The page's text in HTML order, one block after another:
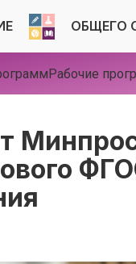
ОБЩЕГО
Рабочие